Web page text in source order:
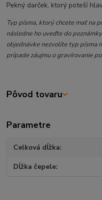
Pekný darček, ktorý poteší
Typ písma, ktorý chcete mať na
následne ho uveďte do
objednávke nezvolíte typ písma
prípade záujmu o gravírovanie
Pôvod tovaru
Parametre
Celková dĺžka
Dĺžka čepele